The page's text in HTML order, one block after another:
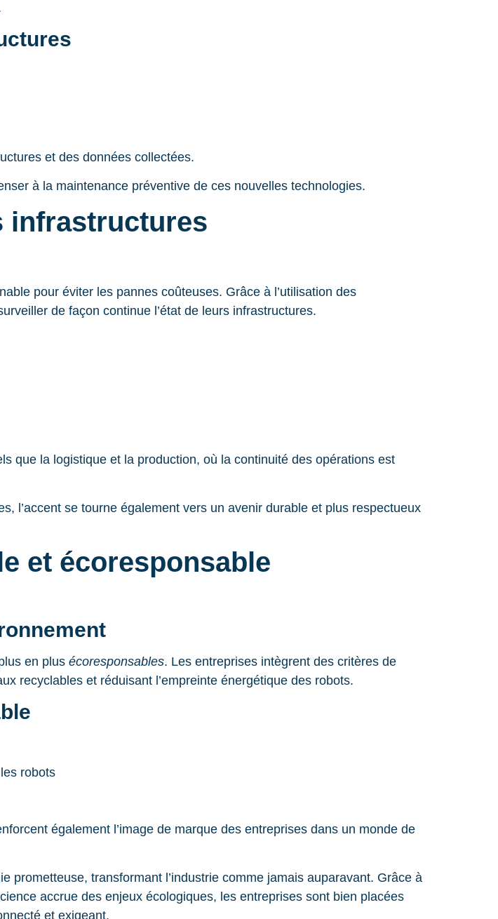
et des données collectées.
à la maintenance préventive de ces nouvelles technologies.
infrastructures
pour éviter les pannes coûteuses. Grâce à l’utilisation des
de façon continue l’état de leurs infrastructures.
que la logistique et la production, où la continuité des opérations est
l’accent se tourne également vers un avenir durable et plus respectueux
et écoresponsable
en plus écoresponsables. Les entreprises intègrent des critères de
recyclables et réduisant l’empreinte énergétique des robots.
robots
également l’image de marque des entreprises dans un monde de
prometteuse, transformant l’industrie comme jamais auparavant. Grâce à
accrue des enjeux écologiques, les entreprises sont bien placées
et exigeant.